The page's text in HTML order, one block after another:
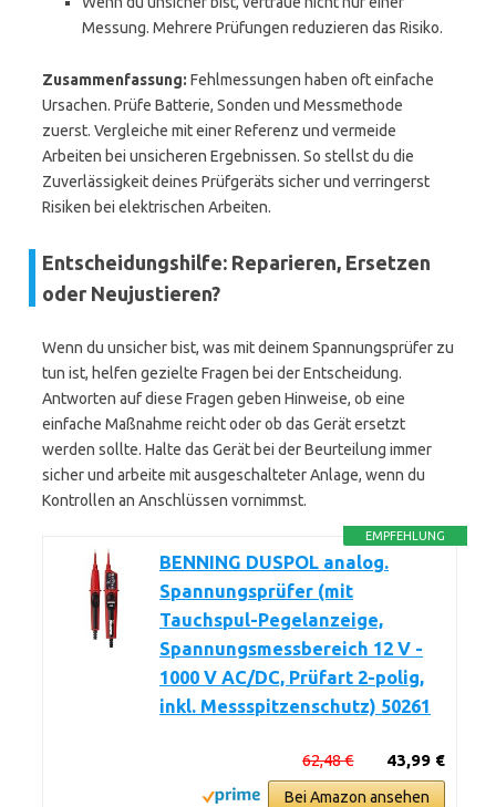
Messung. Mehrere Prüfungen reduzieren das Risiko.
Zusammenfassung: Fehlmessungen haben oft einfache
Ursachen. Prüfe Batterie, Sonden und Messmethode
zuerst. Vergleiche mit einer Referenz und vermeide
Arbeiten bei unsicheren Ergebnissen. So stellst du die
Zuverlässigkeit deines Prüfgeräts sicher und verringerst
Risiken bei elektrischen Arbeiten.
Entscheidungshilfe: Reparieren, Ersetzen
oder Neujustieren?
Wenn du unsicher bist, was mit deinem Spannungsprüfer zu
tun ist, helfen gezielte Fragen bei der Entscheidung.
Antworten auf diese Fragen geben Hinweise, ob eine
einfache Maßnahme reicht oder ob das Gerät ersetzt
werden sollte. Halte das Gerät bei der Beurteilung immer
sicher und arbeite mit ausgeschalteter Anlage, wenn du
Kontrollen an Anschlüssen vornimmst.
EMPFEHLUNG
BENNING DUSPOL analog.
Spannungsprüfer (mit
Tauchspul-Pegelanzeige,
Spannungsmessbereich 12 V -
1000 V AC/DC, Prüfart 2-polig,
inkl. Messspitzenschutz) 50261
43,99 €
62,48 €
Bei Amazon ansehen